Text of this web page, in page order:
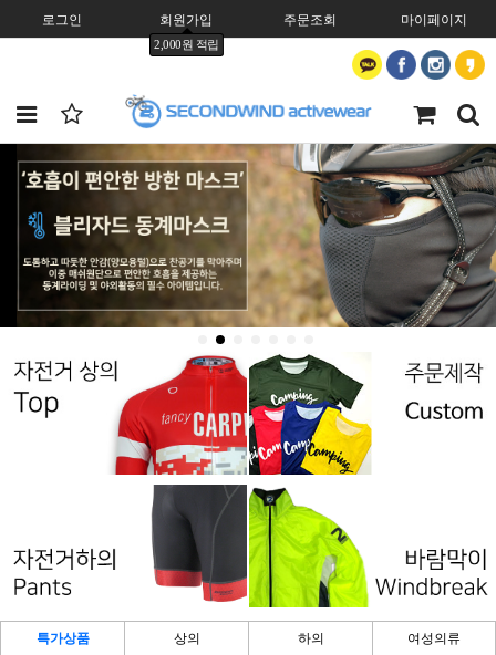
로그인 회원가입
2,000원 적립
주문조회 마이페이지
특가상품 상의 하의 여성의류